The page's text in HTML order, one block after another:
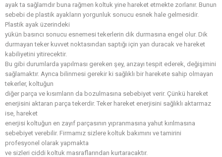
ayak ta sağlamdır buna rağmen koltuk yine hareket etmekte zorlanır. Bunun
sebebi de plastik ayakların yorgunluk sonucu esnek hale gelmesidir.
Plastik ayak üzerindeki
yükün basıncı sonucu esnemesi tekerlerin dik durmasına engel olur. Dik
durmayan teker kuvvet noktasından saptığı için yan duracak ve hareket
kabiliyetini yitirecektir.
Bu gibi durumlarda yapılması gereken şey, arızayı tespit ederek, değişimini
sağlamaktır. Ayrıca bilinmesi gerekir ki sağlıklı bir harekete sahip olmayan
tekerler, koltuğun
diğer parça ve kısımların da bozulmasına sebebiyet verir. Çünkü hareket
enerjisini aktaran parça tekerdir. Teker hareket enerjisini sağlıklı aktarmaz
ise, hareket
enerjisi koltuğun en zayıf parçasının yıpranmasına yahut kırılmasına
sebebiyet verebilir. Firmamız sizlere koltuk bakımını ve tamirini
profesyonel olarak yapmakta
ve sizleri ciddi koltuk masraflarından kurtaracaktır.